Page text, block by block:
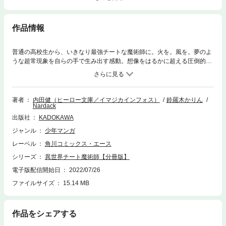
作品情報
普通の高校生から、いきなり最強チートな魔術師に。火を。風を。夢のよ
うな超常現象を自らの手で生み出す感動。想像をはるかに超える圧倒的な
身体能力。平和な国からやってきた太一と凛の異世界での冒険譚が始ま
る。分冊版第97弾。※本作品は単行本を分割したもので、本編内容は同一
のものとなります。重複購入にご注意ください。
著者
内田健（ヒーロー文庫／イマジカインフォス）
鈴羅木かりん
Nardack
出版社
KADOKAWA
ジャンル
少年マンガ
レーベル
角川コミックス・エース
シリーズ
異世界チート魔術師【分冊版】
電子版配信開始日
2022/07/26
ファイルサイズ
15.14 MB
作品をシェアする